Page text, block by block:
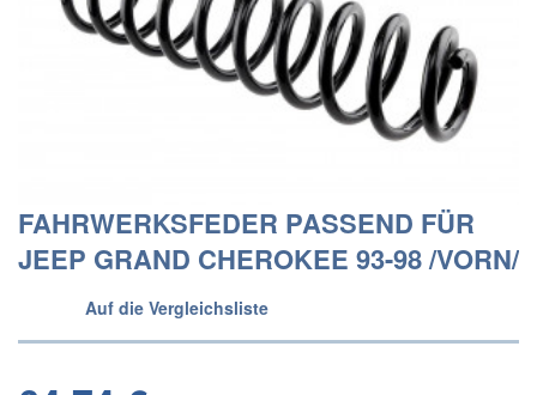
FAHRWERKSFEDER PASSEND FÜR
JEEP GRAND CHEROKEE 93-98 /VORN/
Auf die Vergleichsliste